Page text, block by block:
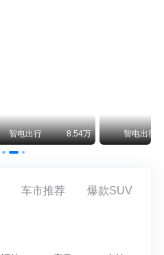
智电出行 8.54万 智电出行
车市推荐 爆款SUV